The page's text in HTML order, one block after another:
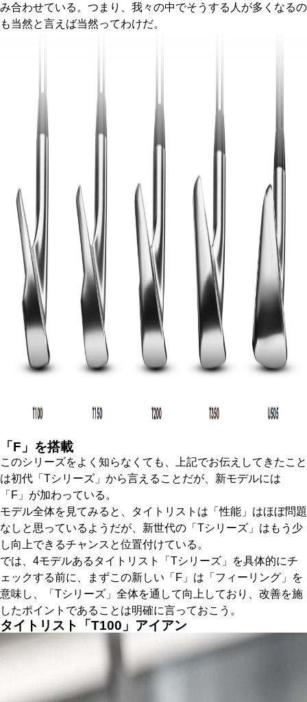
み合わせている。つまり、我々の中でそうする人が多くなるの
も当然と言えば当然ってわけだ。
「F」を搭載
このシリーズをよく知らなくても、上記でお伝えしてきたこと
は初代「Tシリーズ」から言えることだが、新モデルには
「F」が加わっている。
モデル全体を見てみると、タイトリストは「性能」はほぼ問題
なしと思っているようだが、新世代の「Tシリーズ」はもう少
し向上できるチャンスと位置付けている。
では、4モデルあるタイトリスト「Tシリーズ」を具体的にチ
ェックする前に、まずこの新しい「F」は「フィーリング」を
意味し、「Tシリーズ」全体を通して向上しており、改善を施
したポイントであることは明確に言っておこう。
タイトリスト「T100」アイアン